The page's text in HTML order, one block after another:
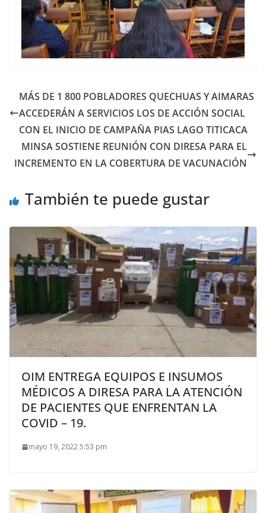
MÁS DE 1 800 POBLADORES QUECHUAS Y AIMARAS
ACCEDERÁN A SERVICIOS LOS DE ACCIÓN SOCIAL
CON EL INICIO DE CAMPAÑA PIAS LAGO TITICACA
MINSA SOSTIENE REUNIÓN CON DIRESA PARA EL
INCREMENTO EN LA COBERTURA DE VACUNACIÓN
También te puede gustar
OIM ENTREGA EQUIPOS E INSUMOS
MÉDICOS A DIRESA PARA LA ATENCIÓN
DE PACIENTES QUE ENFRENTAN LA
COVID – 19.
mayo 19, 2022 5:53 pm